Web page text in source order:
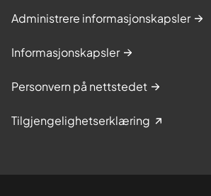
Administrere informasjonskapsler
Informasjonskapsler
Personvern på nettstedet
Tilgjengelighetserklæring